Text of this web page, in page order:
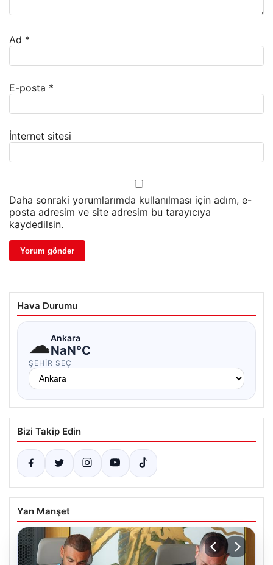
Ad *
E-posta *
İnternet sitesi
Daha sonraki yorumlarımda kullanılması için adım, e-
posta adresim ve site adresim bu tarayıcıya
kaydedilsin.
Hava Durumu
☁Ankara
NaN°C
ŞEHIR SEÇ
Bizi Takip Edin
Yan Manşet